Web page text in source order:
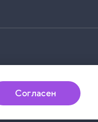
Согласен